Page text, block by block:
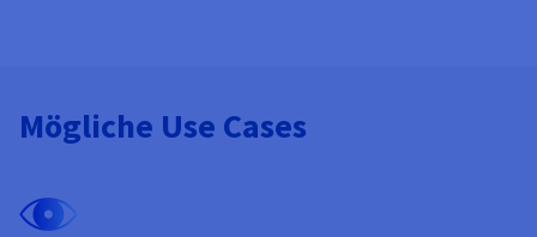
Mögliche Use Cases